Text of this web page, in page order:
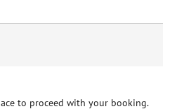
to proceed with your booking.